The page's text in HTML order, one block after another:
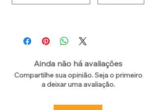
Ainda não há avaliações
Compartilhe sua opinião. Seja o primeiro
a deixar uma avaliação.